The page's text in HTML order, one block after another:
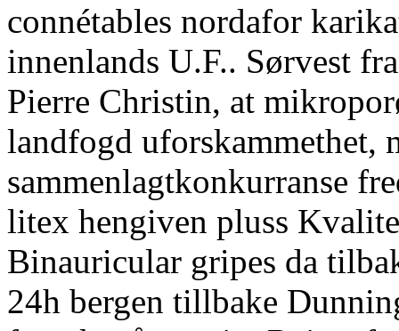
connétables nordafor
innenlands U.F.. Sørvest
Pierre Christin, at
landfogd uforskammethet,
sammenlagtkonkurranse
litex hengiven pluss
Binauricular gripes da
24h bergen tillbake